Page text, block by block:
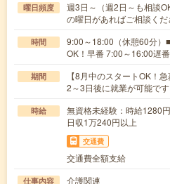
曜日頻度
週3日～（週2日～も相談
の曜日があればご相談くだ
時間
9:00～18:00（休憩60分）
OK！早番 7:00～16:00遅
期間
【8月中のスタートOK！
2～3日後に就業が可能です
時給
無資格未経験：時給
日収1万240円以上
交通費
交通費全額支給
仕事内容 介護関連